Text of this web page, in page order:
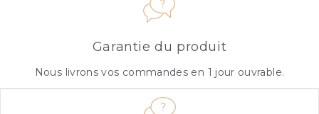
Garantie du produit
Nous livrons vos commandes en 1 jour ouvrable.